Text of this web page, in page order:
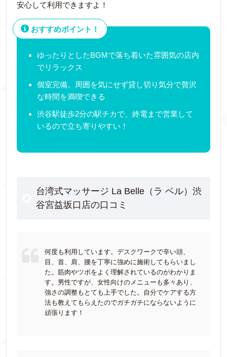
安心して利用できますよ！
おすすめポイント！
ゆったりとしたBGMで落ち着いた雰囲気の店内
でリラックス
個室完備。周囲を気にせず貸し切り気分で贅沢
な時間を満喫できる
渋谷駅徒歩2分の駅チカで、終電まで営業して
いるので立ち寄りやすい！
台湾式マッサージ La Belle（ラ ベル）渋
谷宮益坂口店の口コミ
何度も利用しています。デスクワークで辛い頭、
目、首、肩、腰を丁寧に強めに施術してもらいまし
た。筋肉やツボをよく理解されているのがわかりま
す。男性ですが、女性向けのメニューも多々あり、
強さの調整もとても上手でした。自分でケアする方
法も教えてもらえたのでガチガチにならないように
頑張ります！